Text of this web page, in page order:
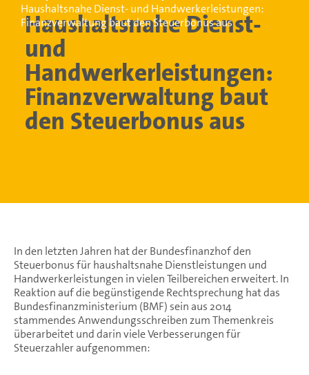
Haushaltsnahe Dienst- und Handwerkerleistungen:
Finanzverwaltung baut den Steuerbonus aus
Haushaltsnahe Dienst-
und
Handwerkerleistungen:
Finanzverwaltung baut
den Steuerbonus aus
In den letzten Jahren hat der Bundesfinanzhof den
Steuerbonus für haushaltsnahe Dienstleistungen und
Handwerkerleistungen in vielen Teilbereichen erweitert. In
Reaktion auf die begünstigende Rechtsprechung hat das
Bundesfinanzministerium (BMF) sein aus 2014
stammendes Anwendungsschreiben zum Themenkreis
überarbeitet und darin viele Verbesserungen für
Steuerzahler aufgenommen: